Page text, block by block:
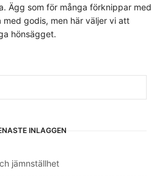
Ägg som för många förknippar med
godis, men här väljer vi att
hönsägget.
INLÄGGEN
jämnställhet